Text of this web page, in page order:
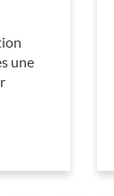
une